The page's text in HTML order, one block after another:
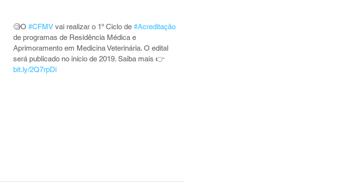
🧐O #CFMV vai realizar o 1º Ciclo de #Acreditação
de programas de Residência Médica e
Aprimoramento em Medicina Veterinária. O edital
será publicado no início de 2019. Saiba mais 👉
bit.ly/2Q7rpDi